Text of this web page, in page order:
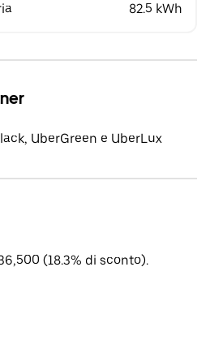
82.5 kWh
UberGreen e UberLux
(18.3% di sconto).